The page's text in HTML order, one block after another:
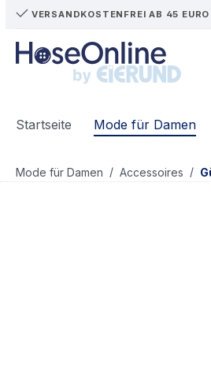
Hauptinhalt springen
Zur Suche springen
Zur Hauptnavigation springen
VERSANDKOSTENFREI AB 45 EURO
Startseite Mode für Damen
Mode für Damen / Accessoires /